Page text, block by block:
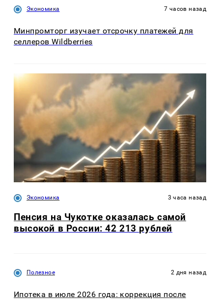
Экономика 7 часов назад
Минпромторг изучает отсрочку платежей для
селлеров Wildberries
Экономика 3 часа назад
Пенсия на Чукотке оказалась самой
высокой в России: 42 213 рублей
Полезное 2 дня назад
Ипотека в июле 2026 года: коррекция после